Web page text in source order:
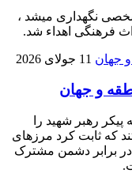
نگهدارى ميشد ،
فرهنگی اهداء شد.
11 جولای 2026
و جهان
رهبر شهید را
که ثابت کرد مرزهای
در برابر دشمن مشترک